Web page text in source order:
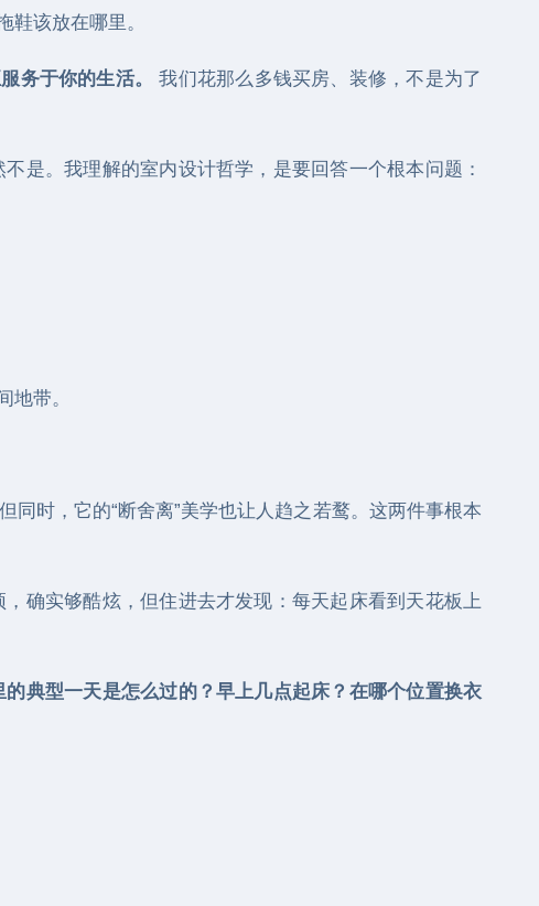
该放在哪里。
务于你的生活。
我们花那么多钱买房、装修，不是为了
是。我理解的室内设计哲学，是要回答一个根本问题：
带。
时，它的“断舍离”美学也让人趋之若鹜。这两件事根本
确实够酷炫，但住进去才发现：每天起床看到天花板上
的典型一天是怎么过的？早上几点起床？在哪个位置换衣